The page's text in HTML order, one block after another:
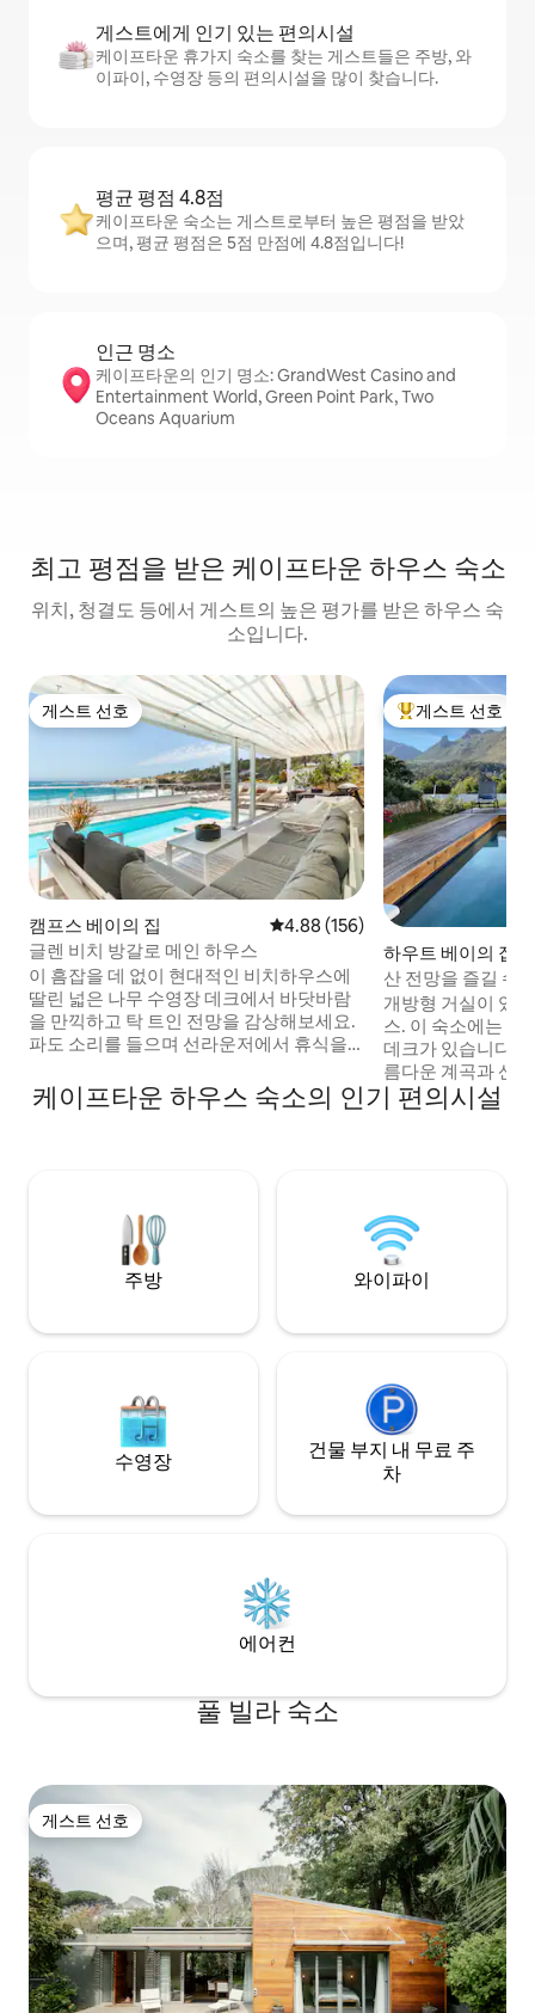
게스트에게 인기 있는 편의시설
케이프타운 휴가지 숙소를 찾는 게스트들은 주방, 와
이파이, 수영장 등의 편의시설을 많이 찾습니다.
평균 평점 4.8점
케이프타운 숙소는 게스트로부터 높은 평점을 받았
으며, 평균 평점은 5점 만점에 4.8점입니다!
인근 명소
케이프타운의 인기 명소: GrandWest Casino and
Entertainment World, Green Point Park, Two
Oceans Aquarium
최고 평점을 받은 케이프타운 하우스 숙소
위치, 청결도 등에서 게스트의 높은 평가를 받은 하우스 숙
소입니다.
게스트 선호
게스트 선호
캠프스 베이의 집 평점 4.88점(5점 만점), 후기 156
4.88 (156)
글렌 비치 방갈로 메인 하우스
이 흠잡을 데 없이 현대적인 비치하우스에
딸린 넓은 나무 수영장 데크에서 바닷바람
을 만끽하고 탁 트인 전망을 감상해보세요.
파도 소리를 들으며 선라운저에서 휴식을
방된 두 개의 라운지 공간이 있습니다. 해변
숙소의 메인 하우스 층에는 침실 4개와 욕
라는 글렌 비치에 바로 위치하고 있습니다.
(캠프스 베이와 클리프턴 해변 사이에 위치
한 작은 지역) 최고의 파라다이스. 개방형
주방, 라운지, 식사 공간은 넓은 데크 수영장
하면 해변으로 바로 이어집니다. 바다 전망
스토랑 거리까지 도보로 갈 수 있는 거리 내
에 있습니다. 메인 하우스 섹션에는 침실이
4개 있으며 8명이 잠을 잘 수 있습니다. 더
큰 파티를 열고 싶으시면 위층 펜트하우스
니다. 메인 하우스는 전용 수영장을 갖춘 완
저희 가족의 다른 구성원이 체크인을 도와
드리고 편안하게 지내실 수 있도록 도와드
베이의 유명한 국제 랜드마크에 있습니다.
도보 거리 내에 위치한 현지의 수정처럼 맑
랑 중 한 곳에서 즐거운 시간을 보내세요. 휴
식을 취하고 햇살을 즐기고 싶다면 캠프스
베이 지역 내에서 쉽게 걸어 다닐 수 있습니
다. 케이프타운의 다른 아름다운 명소를 모
두 둘러보고 싶으시면 차를 대여하는 것이
좋습니다. 이것도 매우 쉽고 공항에서 하거
나 빌라에 도착하면 할 수 있습니다. 케이프
타운에는 마이시티 버스라는 신뢰할 수 있
는 버스 시스템도 있습니다. 와이파이 목욕
수건이요 비치 타월 헤어드라이어 - 모두 포
상위 게스트 선호
게스트 선호
하우트 베이의 집
산 전망을 즐길 수
숙소
개방형 거실이 있
스. 이 숙소에는 수
데크가 있습니다.
름다운 계곡과 산
니다. 레스토랑과
의 동네에 위치해
3개의 침실이 있습니다. 이제 정
전원이 제공됩니다.
케이프타운 하우스 숙소의 인기 편의시설
주방 와이파이
수영장
건물 부지 내 무료 주
차
에어컨
풀 빌라 숙소
게스트 선호
게스트 선호